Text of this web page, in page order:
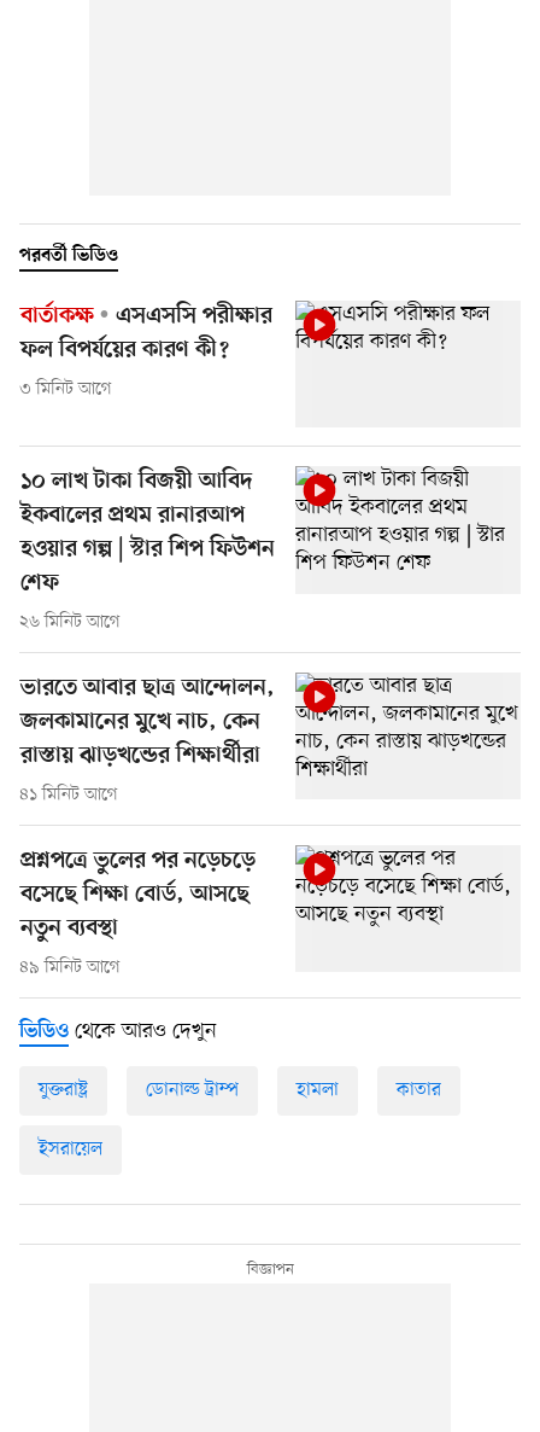
পরবর্তী ভিডিও
বার্তাকক্ষ
এসএসসি পরীক্ষার
ফল বিপর্যয়ের কারণ কী?
৩ মিনিট আগে
১০ লাখ টাকা বিজয়ী আবিদ
ইকবালের প্রথম রানারআপ
হওয়ার গল্প | স্টার শিপ ফিউশন
শেফ
২৬ মিনিট আগে
ভারতে আবার ছাত্র আন্দোলন,
জলকামানের মুখে নাচ, কেন
রাস্তায় ঝাড়খন্ডের শিক্ষার্থীরা
৪১ মিনিট আগে
প্রশ্নপত্রে ভুলের পর নড়েচড়ে
বসেছে শিক্ষা বোর্ড, আসছে
নতুন ব্যবস্থা
৪৯ মিনিট আগে
ভিডিও থেকে আরও দেখুন
যুক্তরাষ্ট্র ডোনাল্ড ট্রাম্প হামলা কাতার
ইসরায়েল